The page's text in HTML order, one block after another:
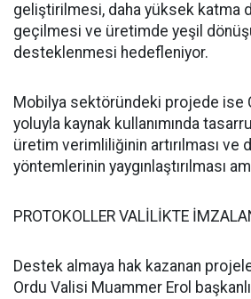
geliştirilmesi, daha yüksek katma
geçilmesi ve üretimde yeşil
desteklenmesi hedefleniyor.
Mobilya sektöründeki projede ise
yoluyla kaynak kullanımında
üretim verimliliğinin artırılması ve
yöntemlerinin yaygınlaştırılması
PROTOKOLLER VALİLİKTE
Destek almaya hak kazanan
Ordu Valisi Muammer Erol